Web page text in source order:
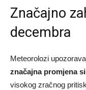
Značajno
decembra
Meteorolozi
značajna promjena
visokog zračnog